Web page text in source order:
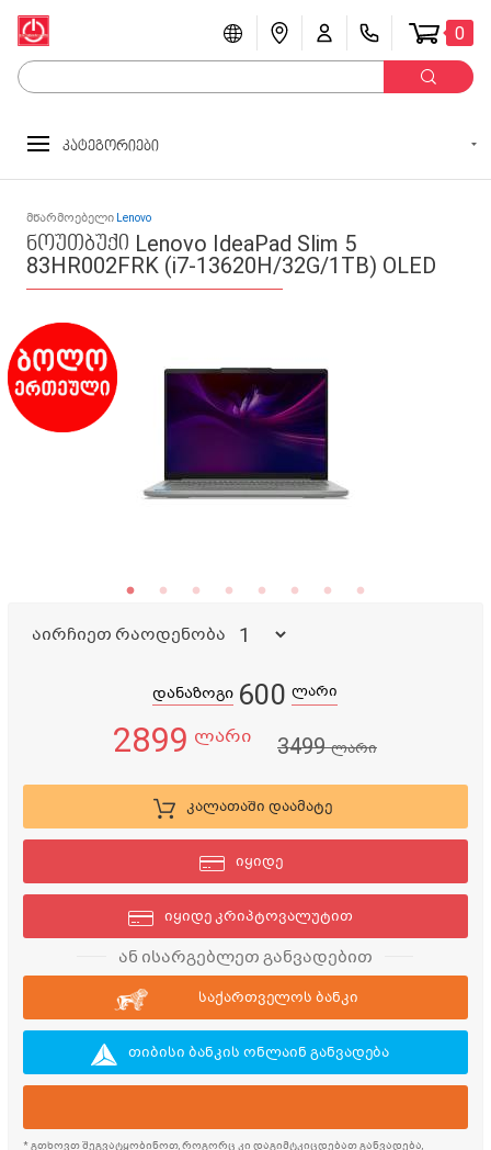
0
კატეგორიები
მწარმოებელი Lenovo
ნოუთბუქი Lenovo IdeaPad Slim 5
83HR002FRK (i7-13620H/32G/1TB) OLED
აირჩიეთ რაოდენობა
დანაზოგი 600 ლარი
2899 ლარი 3499ლარი
კალათაში დაამატე
იყიდე
იყიდე კრიპტოვალუტით
ან ისარგებლეთ განვადებით
საქართველოს ბანკი
თიბისი ბანკის ონლაინ განვადება
* გთხოვთ შეგვატყობინოთ, როგორც კი დაგიმტკიცდებათ განვადება,